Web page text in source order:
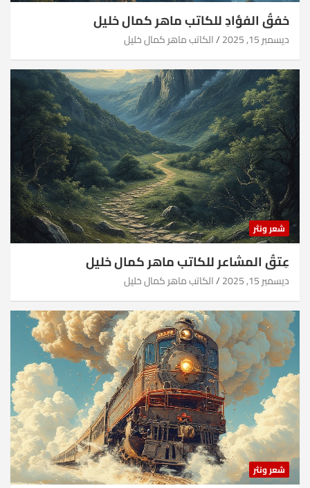
خفقُ الفؤادِ للكاتب ماهر كمال خليل
ديسمبر 15, 2025 الكاتب ماهر كمال خليل
شعر ونثر
عِتقُ المشاعر للكاتب ماهر كمال خليل
ديسمبر 15, 2025 الكاتب ماهر كمال خليل
شعر ونثر